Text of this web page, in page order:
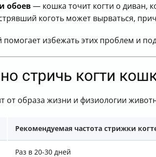
обоев— кошка точит когти о диван,
коготь может вырваться,
помогает избежать этих проблем и
стричь когти
от образа жизни и физиологии
Рекомендуемая частота стрижки
Раз в 20-30 дней